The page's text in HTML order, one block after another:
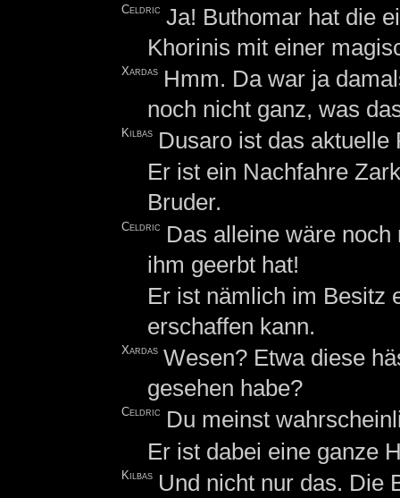
Celdric Ja! Buthomar hat die
Khorinis mit einer
Xardas Hmm. Da war ja
noch nicht ganz, was
Kilbas Dusaro ist das aktuelle
Er ist ein Nachfahre
Bruder.
Celdric
Das alleine wäre
ihm geerbt hat!
Er ist nämlich im Besitz
erschaffen kann.
Xardas Wesen? Etwa diese
gesehen habe?
Celdric
Du meinst
Er ist dabei eine ganze
Kilbas Und nicht nur das. Die